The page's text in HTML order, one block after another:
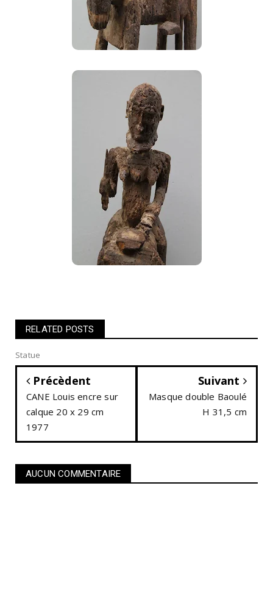
RELATED POSTS
Statue
Précèdent
CANE Louis encre sur
calque 20 x 29 cm
1977
Suivant
Masque double Baoulé
H 31,5 cm
AUCUN COMMENTAIRE